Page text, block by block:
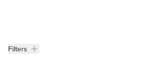
Filters
Filters